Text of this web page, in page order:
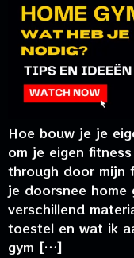
Hoe bouw je je
om je eigen
through door mijn
je doorsnee home
verschillend
toestel en wat ik
gym […]